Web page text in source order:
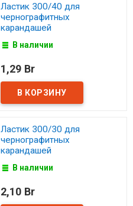
Ластик 300/40 для
чернографитных
карандашей
В наличии
1,29 Br
Ластик 300/30 для
чернографитных
карандашей
В наличии
2,10 Br